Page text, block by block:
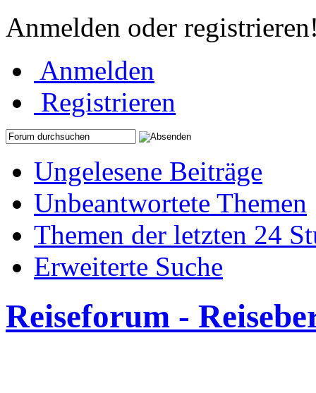
Anmelden oder
Anmelden
Registrieren
Ungelesene Beiträge
Unbeantwortete Themen
Themen der letzten 24
Erweiterte Suche
Reiseforum -